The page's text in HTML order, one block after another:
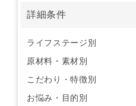
詳細条件
ライフステージ別
原材料・素材別
こだわり・特徴別
お悩み・目的別